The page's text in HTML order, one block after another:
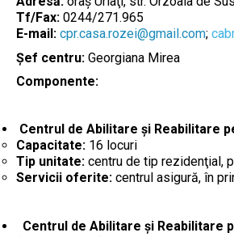
Tf/Fax: 0244/271.965
E-mail: cpr.casa.rozei@gmail.com;
Șef centru: Georgiana Mirea
Componente:
Centrul de Abilitare și Reabilitare
Capacitate: 16 locuri
Tip unitate: centru de tip rezidenţial,
Servicii oferite: centrul asigură, în
Centrul de Abilitare și Reabilitare